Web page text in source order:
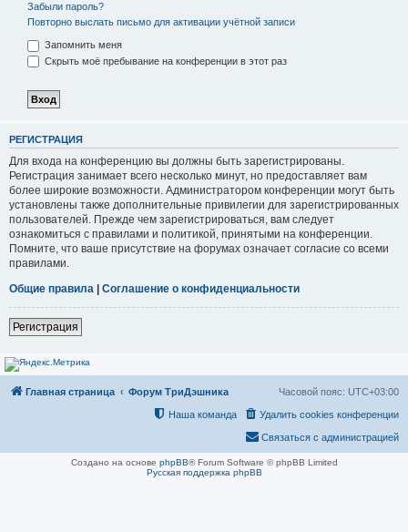
Забыли пароль?
Повторно выслать письмо для активации учётной записи
Запомнить меня
Скрыть моё пребывание на конференции в этот раз
РЕГИСТРАЦИЯ
Для входа на конференцию вы должны быть зарегистрированы.
Регистрация занимает всего несколько минут, но предоставляет вам
более широкие возможности. Администратором конференции могут быть
установлены также дополнительные привилегии для зарегистрированных
пользователей. Прежде чем зарегистрироваться, вам следует
ознакомиться с правилами и политикой, принятыми на конференции.
Помните, что ваше присутствие на форумах означает согласие со всеми
правилами.
Общие правила | Соглашение о конфиденциальности
Регистрация
Главная страница Форум ТриДэшника Часовой пояс: UTC+03:00
Удалить cookies конференции
Наша команда
Связаться с администрацией
Создано на основе phpBB® Forum Software © phpBB Limited
Русская поддержка phpBB